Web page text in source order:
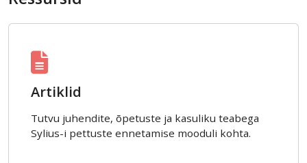
Artiklid
Tutvu juhendite, õpetuste ja kasuliku teabega
Sylius-i pettuste ennetamise mooduli kohta.